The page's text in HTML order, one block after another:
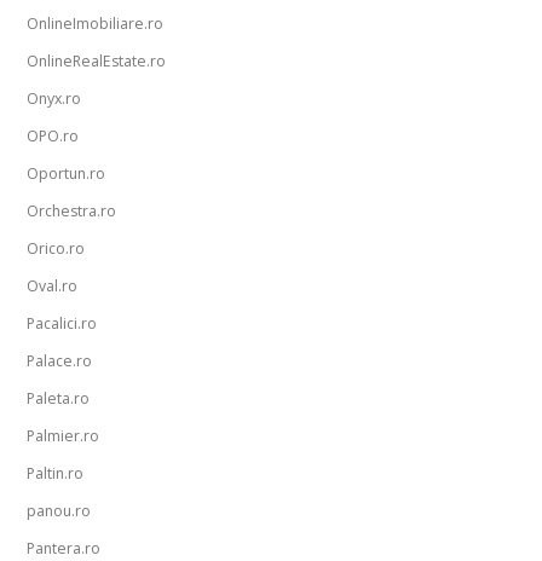
OnlineImobiliare.ro
OnlineRealEstate.ro
Onyx.ro
OPO.ro
Oportun.ro
Orchestra.ro
Orico.ro
Oval.ro
Pacalici.ro
Palace.ro
Paleta.ro
Palmier.ro
Paltin.ro
panou.ro
Pantera.ro